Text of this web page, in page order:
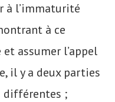
à l’immaturité
à ce
assumer l’appel
il y a deux parties
différentes ;